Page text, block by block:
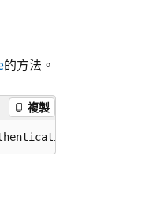
的方法。
複製
e);